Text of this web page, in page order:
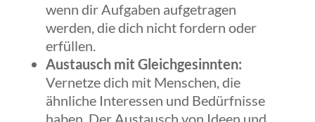
wenn dir Aufgaben aufgetragen
werden, die dich nicht fordern oder
erfüllen.
Austausch mit Gleichgesinnten:
Vernetze dich mit Menschen, die
ähnliche Interessen und Bedürfnisse
haben. Der Austausch von Ideen und